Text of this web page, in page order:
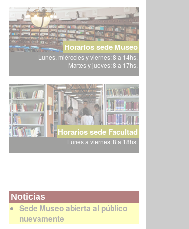
Horarios sede Museo
Lunes, miércoles y viernes: 8 a 14hs.
Martes y jueves: 8 a 17hs.
Horarios sede Facultad
Lunes a viernes: 8 a 18hs.
Noticias
Sede Museo abierta al público
nuevamente